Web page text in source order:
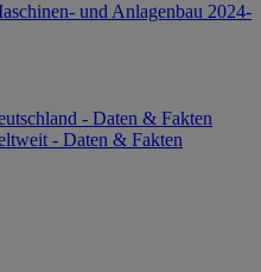
und Anlagenbau 2024-
- Daten & Fakten
- Daten & Fakten